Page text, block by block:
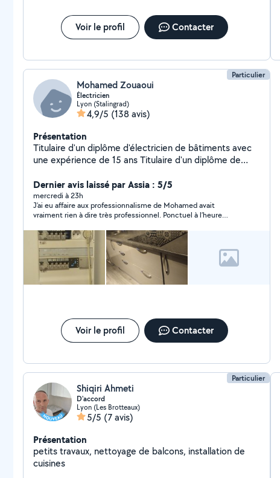
pose de meubles, plomberie, carrelage et finitions.
Devis gratuit et sans engagement Jaccompagnement
personnalisé tout au long du projet Respect des délais
Rénovation et profitez d'un intérieur confortable, et
Voir le profil Contacter
Particulier
Mohamed Zouaoui
Électricien
Lyon (Stalingrad)
4,9/5 (138 avis)
Présentation
Titulaire d'un diplôme d'électricien de bâtiments avec
une expérience de 15 ans Titulaire d'un diplôme de
la serrurier (Remplacement des poignées,des
serrures,cylindre ....ect) Devis,conseil et déplacement
gratuit Mon intervention consiste a réparer ou a la mise
en marche des appareils
Dernier avis laissé par Assia : 5/5
mercredi à 23h
J’ai eu affaire aux professionnalisme de Mohamed avait
vraiment rien à dire très professionnel. Ponctuel à l’heure
suis tombé sur le coup de foudre mais c’était plutôt le coup de
four 👌👌👌
Voir le profil Contacter
Particulier
Shiqiri Ahmeti
D'accord
Lyon (Les Brotteaux)
5/5 (7 avis)
Présentation
petits travaux, nettoyage de balcons, installation de
cuisines